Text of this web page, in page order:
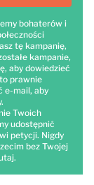
bohaterów i
tę kampanię,
kampanie,
aby dowiedzieć
prawnie
e-mail, aby
Twoich
udostępnić
petycji. Nigdy
bez Twojej
.